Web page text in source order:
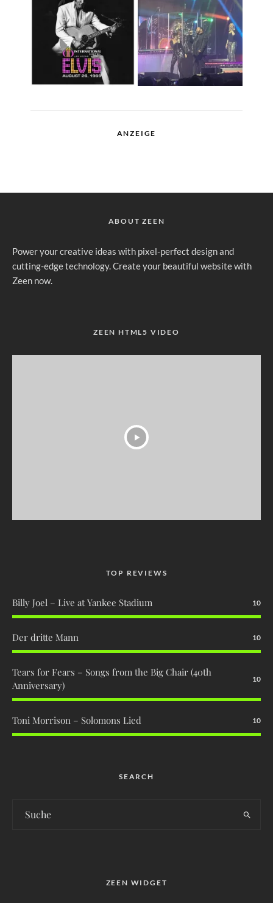
ANZEIGE
ABOUT ZEEN
Power your creative ideas with pixel-perfect design and
cutting-edge technology. Create your beautiful website with
Zeen now.
ZEEN HTML5 VIDEO
TOP REVIEWS
Billy Joel – Live at Yankee Stadium 10
Der dritte Mann 10
Tears for Fears – Songs from the Big Chair (40th
Anniversary)
10
Toni Morrison – Solomons Lied 10
SEARCH
ZEEN WIDGET